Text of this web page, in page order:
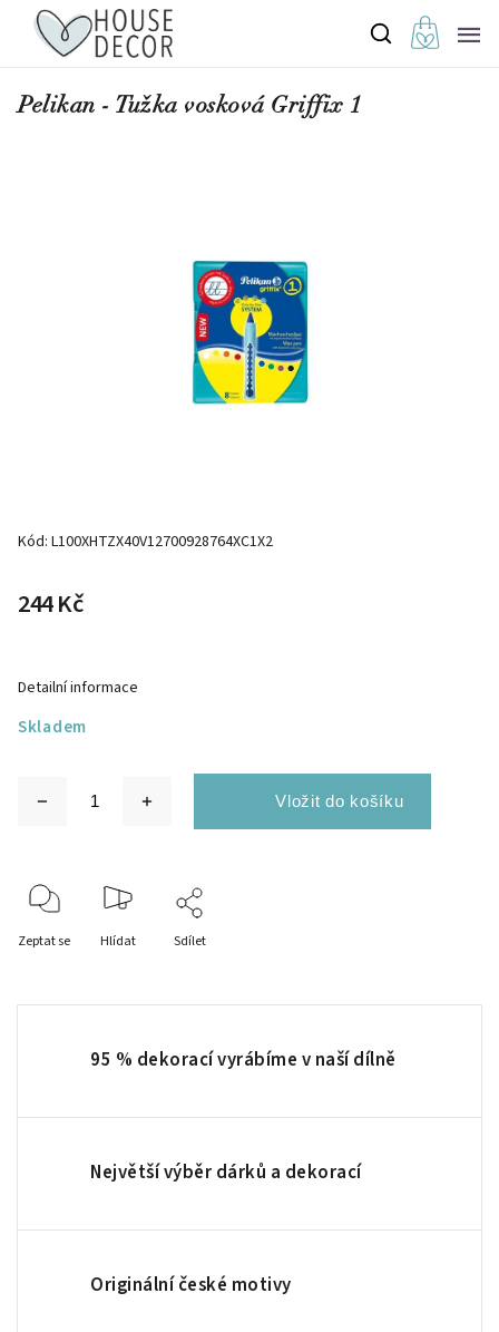
Pelikan - Tužka vosková Griffix 1
Kód: L100XHTZX40V12700928764XC1X2
244 Kč
Skladem
Detailní informace
Zeptat se Hlídat Sdílet
95 % dekorací vyrábíme v naší dílně
Největší výběr dárků a dekorací
Originální české motivy